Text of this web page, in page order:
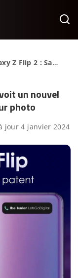
prévoit un nouvel écran et un triple capteur photo
un nouvel
photo
jour 4 janvier 2024